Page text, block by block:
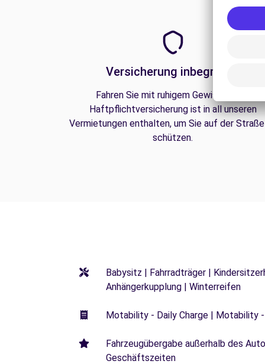
Versicherung inbegriffen
Fahren Sie mit ruhigem Gewissen. Die
Haftpflichtversicherung ist in all unseren
Vermietungen enthalten, um Sie auf der
schützen.
Babysitz | Fahrradträger |
Anhängerkupplung | Winterreifen
Motability - Daily Charge | Motability
Fahrzeugübergabe außerhalb des
Geschäftszeiten